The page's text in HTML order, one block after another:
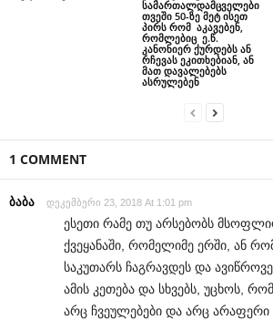
სამართალდამცველები
თვეში 50-ზე მეტ ისეთ
პირს რომ აკავებენ,
რომლებიც ე.წ.
კანონიერ ქურდებს ან
რჩევას ეკითხებიან, ან
მათ დავალებებს
ასრულებენ
1 COMMENT
ბაბა დეკემბერი 23, 2018 At 1:01 pm
ესეთი რამე თუ არსებობს
ქვეყანაში, რომელიმე ერში, ან
საკუთარს ჩაგრავდეს და
ამის კეთება და სხვებს, უცხოს,
არც ჩვეულებები და არც არაფერი